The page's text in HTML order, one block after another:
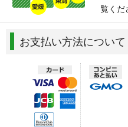
覧くだ
お支払い方法について